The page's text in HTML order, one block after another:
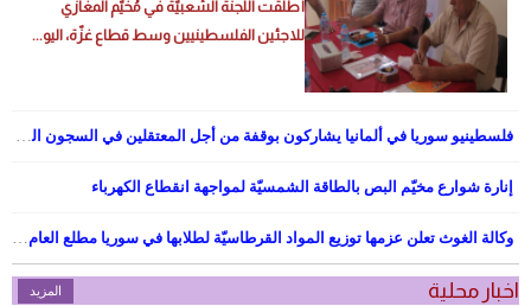
أطلقت اللجنة الشعبيّة في مُخيّم المغازي
للاجئين الفلسطينيين وسط قطاع غزّة، اليو...
إنارة شوارع مخيّم البص بالطاقة الشمسيّة لمواجهة انقطاع الكهرباء
اخبار محلية المزيد